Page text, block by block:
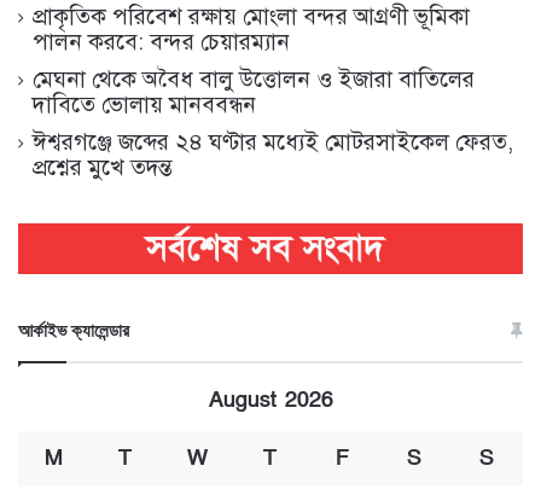
প্রাকৃতিক পরিবেশ রক্ষায় মোংলা বন্দর আগ্রণী ভূমিকা
পালন করবে: বন্দর চেয়ারম্যান
মেঘনা থেকে অবৈধ বালু উত্তোলন ও ইজারা বাতিলের
দাবিতে ভোলায় মানববন্ধন
ঈশ্বরগঞ্জে জব্দের ২৪ ঘণ্টার মধ্যেই মোটরসাইকেল ফেরত,
প্রশ্নের মুখে তদন্ত
আর্কাইভ ক্যালেন্ডার
August 2026
M T W T F S S